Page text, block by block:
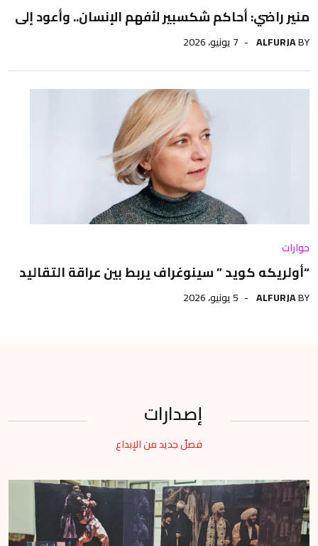
منير راضي: أحاكم شكسبير لأفهم الإنسان.. وأعود إلى
BY
ALFURJA 7 يونيو، 2026
حوارات
“أولريكه كويد ” سينوغراف يربط بين عراقة التقاليد
BY
ALFURJA 5 يونيو، 2026
إصدارات
فصلٌ جديد من الإبداع